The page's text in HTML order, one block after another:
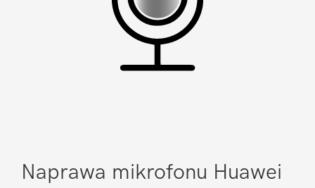
Naprawa mikrofonu Huawei